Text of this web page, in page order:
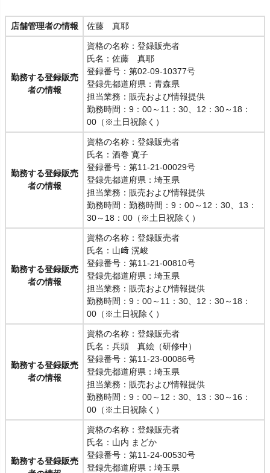
店舗管理者の情報 佐藤 真耶
勤務する登録販売
者の情報
資格の名称：登録販売者
氏名：佐藤 真耶
登録番号：第02-09-10377号
登録先都道府県：青森県
担当業務：販売および情報提供
勤務時間：9：00～11：30、12：30～18：
00（※土日祝除く）
勤務する登録販売
者の情報
資格の名称：登録販売者
氏名：酒巻 寛子
登録番号：第11-21-00029号
登録先都道府県：埼玉県
担当業務：販売および情報提供
勤務時間：勤務時間：9：00～12：30、13：
30～18：00（※土日祝除く）
勤務する登録販売
者の情報
資格の名称：登録販売者
氏名：山﨑 滉峻
登録番号：第11-21-00810号
登録先都道府県：埼玉県
担当業務：販売および情報提供
勤務時間：9：00～11：30、12：30～18：
00（※土日祝除く）
勤務する登録販売
者の情報
資格の名称：登録販売者
氏名：兵頭 真絵（研修中）
登録番号：第11-23-00086号
登録先都道府県：埼玉県
担当業務：販売および情報提供
勤務時間：9：00～12：30、13：30～16：
00（※土日祝除く）
勤務する登録販売
資格の名称：登録販売者
氏名：山内 まどか
登録番号：第11-24-00530号
登録先都道府県：埼玉県